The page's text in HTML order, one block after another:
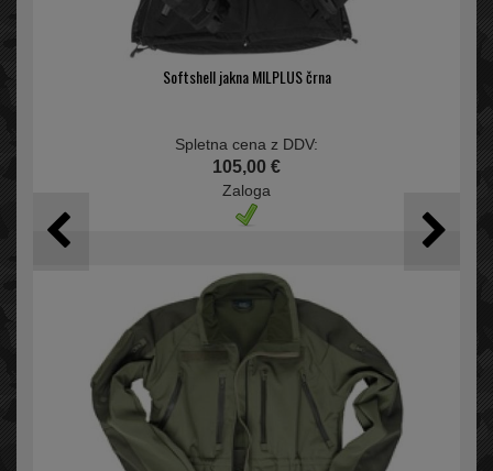
Softshell jakna MILPLUS črna
Spletna cena z DDV:
105,00 €
Zaloga